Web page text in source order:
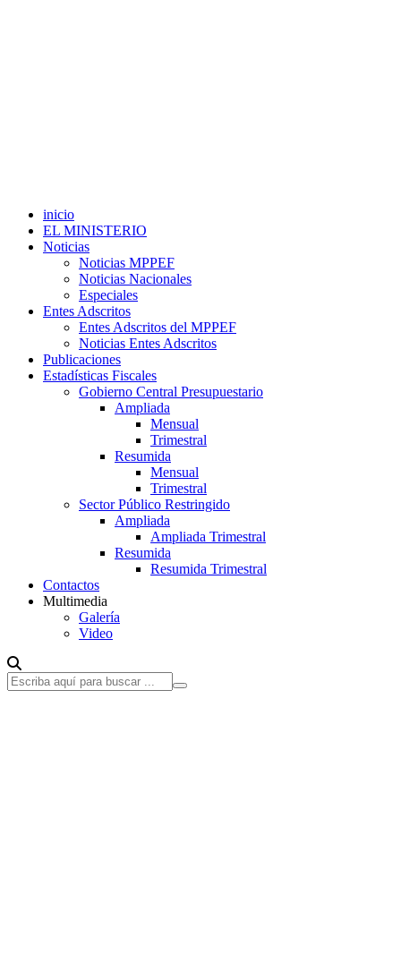
inicio
EL MINISTERIO
Noticias
Noticias MPPEF
Noticias Nacionales
Especiales
Entes Adscritos
Entes Adscritos del MPPEF
Noticias Entes Adscritos
Publicaciones
Estadísticas Fiscales
Gobierno Central Presupuestario
Ampliada
Mensual
Trimestral
Resumida
Mensual
Trimestral
Sector Público Restringido
Ampliada
Ampliada Trimestral
Resumida
Resumida Trimestral
Contactos
Multimedia
Galería
Video